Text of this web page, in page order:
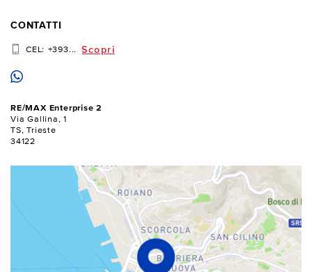
CONTATTI
CEL: +393... Scopri
RE/MAX Enterprise 2
Via Gallina, 1
TS, Trieste
34122